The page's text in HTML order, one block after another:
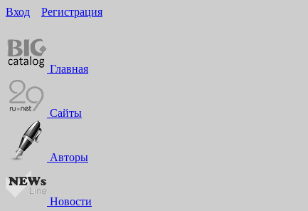
Вход
Регистрация
Главная
Сайты
Авторы
Новости